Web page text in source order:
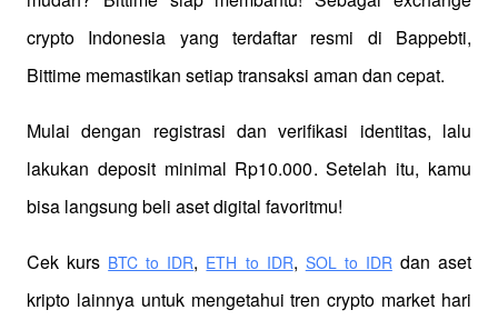
crypto Indonesia yang terdaftar resmi di Bappebti,
Bittime memastikan setiap transaksi aman dan cepat.
Mulai dengan registrasi dan verifikasi identitas, lalu
lakukan deposit minimal Rp10.000. Setelah itu, kamu
bisa langsung beli aset digital favoritmu!
Cek kurs BTC to IDR, ETH to IDR, SOL to IDR dan aset
kripto lainnya untuk mengetahui tren crypto market hari